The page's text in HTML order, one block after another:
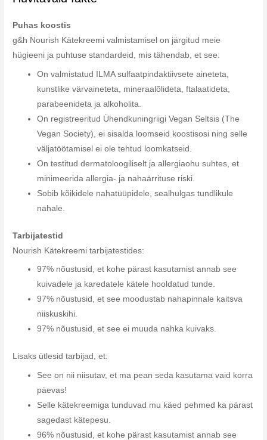
Puhas koostis
g&h Nourish Kätekreemi valmistamisel on järgitud meie
hügieeni ja puhtuse standardeid, mis tähendab, et see:
On valmistatud ILMA sulfaatpindaktiivsete aineteta,
kunstlike värvaineteta, mineraalõlideta, ftalaatideta,
parabeenideta ja alkoholita.
On registreeritud Ühendkuningriigi Vegan Seltsis (The
Vegan Society), ei sisalda loomseid koostisosi ning selle
väljatöötamisel ei ole tehtud loomkatseid.
On testitud dermatoloogiliselt ja allergiaohu suhtes, et
minimeerida allergia- ja nahaärrituse riski.
Sobib kõikidele nahatüüpidele, sealhulgas tundlikule
nahale.
Tarbijatestid
Nourish Kätekreemi tarbijatestides:
97% nõustusid, et kohe pärast kasutamist annab see
kuivadele ja karedatele kätele hooldatud tunde.
97% nõustusid, et see moodustab nahapinnale kaitsva
niiskuskihi.
97% nõustusid, et see ei muuda nahka kuivaks.
Lisaks ütlesid tarbijad, et:
See on nii niisutav, et ma pean seda kasutama vaid korra
päevas!
Selle kätekreemiga tunduvad mu käed pehmed ka pärast
sagedast kätepesu.
96% nõustusid, et kohe pärast kasutamist annab see